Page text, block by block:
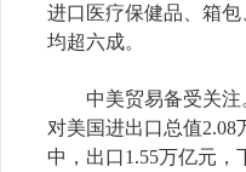
进口医疗保健品、箱
均超六成。
中美贸易备受关注
对美国进出口总值2.08
中，出口1.55万亿元，